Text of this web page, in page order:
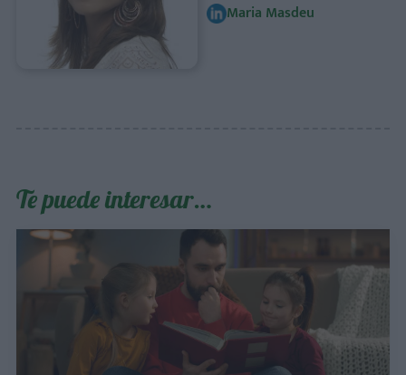
Maria Masdeu
Te puede interesar…